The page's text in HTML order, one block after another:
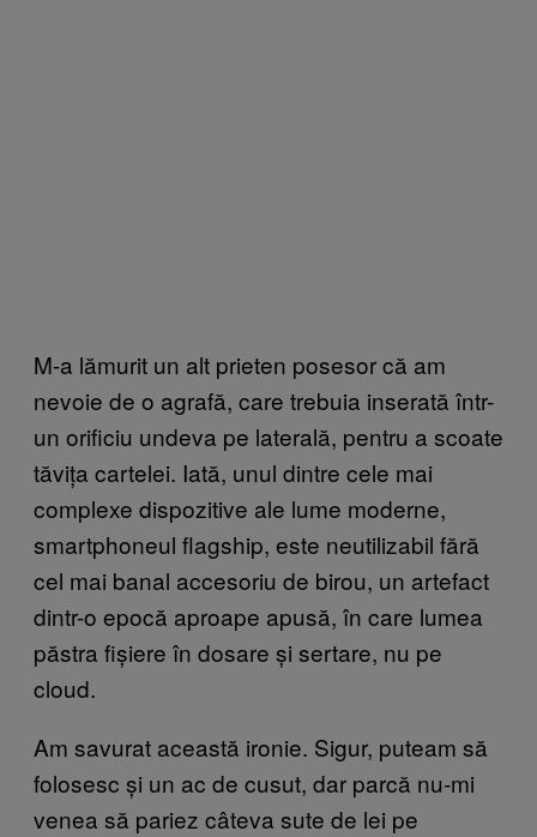
M-a lămurit un alt prieten posesor că am
nevoie de o agrafă, care trebuia inserată într-
un orificiu undeva pe laterală, pentru a scoate
tăvița cartelei. Iată, unul dintre cele mai
complexe dispozitive ale lume moderne,
smartphoneul flagship, este neutilizabil fără
cel mai banal accesoriu de birou, un artefact
dintr-o epocă aproape apusă, în care lumea
păstra fișiere în dosare și sertare, nu pe
cloud.
Am savurat această ironie. Sigur, puteam să
folosesc și un ac de cusut, dar parcă nu-mi
venea să pariez câteva sute de lei pe